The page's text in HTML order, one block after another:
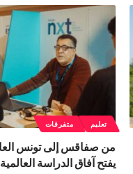
تعليم متفرقات
يفتح آفاق الدراسة العالمية